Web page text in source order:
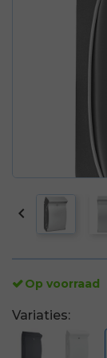

Op voorraad
Variaties: